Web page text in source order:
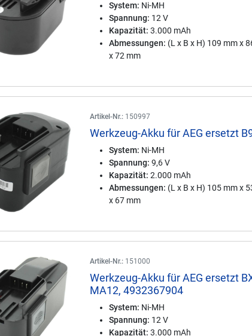
System: Ni-MH
Spannung: 12 V
Kapazität: 3.000 mAh
Abmessungen: (L x B x H) 109 mm x
x 72 mm
Artikel-Nr.: 150997
Werkzeug-Akku für AEG ersetzt
System: Ni-MH
Spannung: 9,6 V
Kapazität: 2.000 mAh
Abmessungen: (L x B x H) 105 mm x
x 67 mm
Artikel-Nr.: 151000
Werkzeug-Akku für AEG ersetzt
MA12, 4932367904
System: Ni-MH
Spannung: 12 V
Kapazität: 3.000 mAh